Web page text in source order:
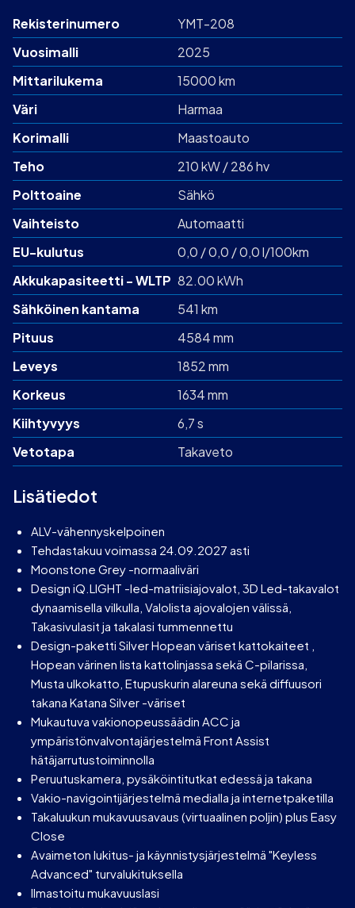
Rekisterinumero
YMT-208
Vuosimalli
2025
Mittarilukema
15000 km
Väri
Harmaa
Korimalli
Maastoauto
Teho
210 kW / 286 hv
Polttoaine
Sähkö
Vaihteisto
Automaatti
EU-kulutus
0,0 / 0,0 / 0,0 l/100km
Akku­kapasiteetti - WLTP 82.00 kWh
Sähköinen kantama
541 km
Pituus
4584 mm
Leveys
1852 mm
Korkeus
1634 mm
Kiihtyvyys
6,7 s
Vetotapa
Takaveto
Lisätiedot
ALV-vähennyskelpoinen
Tehdastakuu voimassa 24.09.2027 asti
Moonstone Grey -normaaliväri
Design iQ.LIGHT -led-matriisiajovalot, 3D Led-takavalot
dynaamisella vilkulla, Valolista ajovalojen välissä,
Takasivulasit ja takalasi tummennettu
Design-paketti Silver Hopean väriset kattokaiteet ,
Hopean värinen lista kattolinjassa sekä C-pilarissa,
Musta ulkokatto, Etupuskurin alareuna sekä diffuusori
takana Katana Silver -väriset
Mukautuva vakionopeussäädin ACC ja
ympäristönvalvontajärjestelmä Front Assist
hätäjarrutustoiminnolla
Peruutuskamera, pysäköintitutkat edessä ja takana
Vakio-navigointijärjestelmä medialla ja internetpaketilla
Takaluukun mukavuusavaus (virtuaalinen poljin) plus Easy
Close
Avaimeton lukitus- ja käynnistysjärjestelmä "Keyless
Advanced" turvalukituksella
Ilmastoitu mukavuuslasi